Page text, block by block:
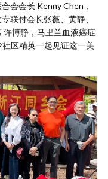
会会长 Kenny Chen，
联付会长张薇、黄静、
博静，马里兰血液癌症
区精英一起见证这一美